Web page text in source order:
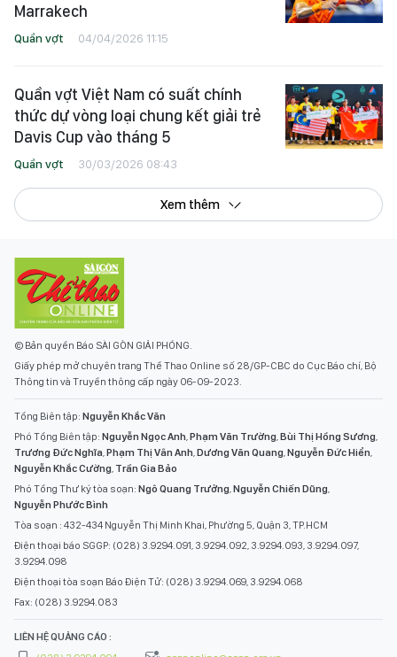
Marrakech
Quần vợt 04/04/2026 11:15
Quần vợt Việt Nam có suất chính
thức dự vòng loại chung kết giải trẻ
Davis Cup vào tháng 5
Quần vợt 30/03/2026 08:43
Xem thêm
© Bản quyền Báo SÀI GÒN GIẢI PHÓNG.
Giấy phép mở chuyên trang Thể Thao Online số 28/GP-CBC do Cục Báo chí, Bộ
Thông tin và Truyền thông cấp ngày 06-09-2023.
Tổng Biên tập: Nguyễn Khắc Văn
Phó Tổng Biên tập: Nguyễn Ngọc Anh Phạm Văn Trường Bùi Thị Hồng Sương
Trương Đức Nghĩa Phạm Thị Vân Anh Dương Văn Quang Nguyễn Đức Hiển
Nguyễn Khắc Cường Trần Gia Bảo
Phó Tổng Thư ký tòa soạn: Ngô Quang Trưởng Nguyễn Chiến Dũng
Nguyễn Phước Bình
Tòa soạn : 432-434 Nguyễn Thị Minh Khai, Phường 5, Quận 3, TP.HCM
Điện thoại báo SGGP: (028) 3.9294.091, 3.9294.092, 3.9294.093, 3.9294.097,
3.9294.098
Điện thoại tòa soạn Báo Điện Tử: (028) 3.9294.069, 3.9294.068
Fax: (028) 3.9294.083
LIÊN HỆ QUẢNG CÁO :